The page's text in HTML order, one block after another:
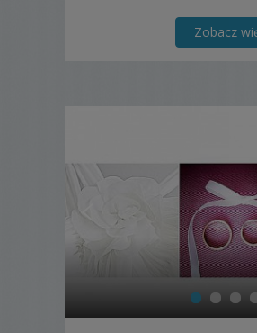
Zobacz